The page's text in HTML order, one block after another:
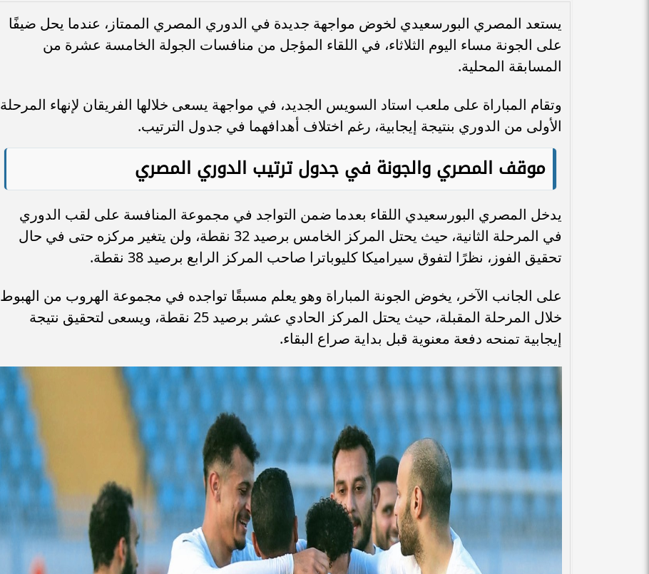
يستعد المصري البورسعيدي لخوض مواجهة جديدة في الدوري المصري الممتاز، عندما يحل ضيفًا
على الجونة مساء اليوم الثلاثاء، في اللقاء المؤجل من منافسات الجولة الخامسة عشرة من
المسابقة المحلية.
وتقام المباراة على ملعب استاد السويس الجديد، في مواجهة يسعى خلالها الفريقان لإنهاء المرحلة
الأولى من الدوري بنتيجة إيجابية، رغم اختلاف أهدافهما في جدول الترتيب.
موقف المصري والجونة في جدول ترتيب الدوري المصري
يدخل المصري البورسعيدي اللقاء بعدما ضمن التواجد في مجموعة المنافسة على لقب الدوري
في المرحلة الثانية، حيث يحتل المركز الخامس برصيد 32 نقطة، ولن يتغير مركزه حتى في حال
تحقيق الفوز، نظرًا لتفوق سيراميكا كليوباترا صاحب المركز الرابع برصيد 38 نقطة.
على الجانب الآخر، يخوض الجونة المباراة وهو يعلم مسبقًا تواجده في مجموعة الهروب من الهبوط
خلال المرحلة المقبلة، حيث يحتل المركز الحادي عشر برصيد 25 نقطة، ويسعى لتحقيق نتيجة
إيجابية تمنحه دفعة معنوية قبل بداية صراع البقاء.